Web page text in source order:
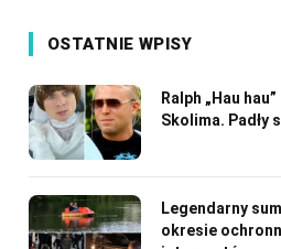
OSTATNIE WPISY
Ralph „Hau
Skolima. Padły
Legendarny
okresie